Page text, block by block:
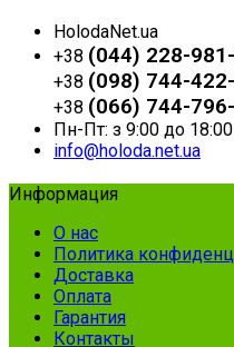
HolodaNet.ua
+38 (044) 228-
+38 (098) 744-
+38 (066) 744-
Пн-Пт: з 9:00 до
info@holoda.net.ua
Информация
О нас
Политика
Доставка
Оплата
Гарантия
Контакты